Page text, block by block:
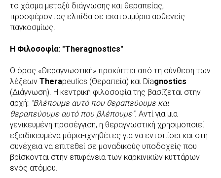
το χάσμα μεταξύ διάγνωσης και θεραπείας,
προσφέροντας ελπίδα σε εκατομμύρια ασθενείς
παγκοσμίως.
Η Φιλοσοφία: "Theragnostics"
Ο όρος «Θεραγνωστική» προκύπτει από τη σύνθεση των
λέξεων Therapeutics (Θεραπεία) και Diagnostics
(Διάγνωση). Η κεντρική φιλοσοφία της βασίζεται στην
αρχή: "Βλέπουμε αυτό που θεραπεύουμε και
θεραπεύουμε αυτό που βλέπουμε". Αντί για μια
γενικευμένη προσέγγιση, η θεραγνωστική χρησιμοποιεί
εξειδικευμένα μόρια-ιχνηθέτες για να εντοπίσει και στη
συνέχεια να επιτεθεί σε μοναδικούς υποδοχείς που
βρίσκονται στην επιφάνεια των καρκινικών κυττάρων
ενός ατόμου.